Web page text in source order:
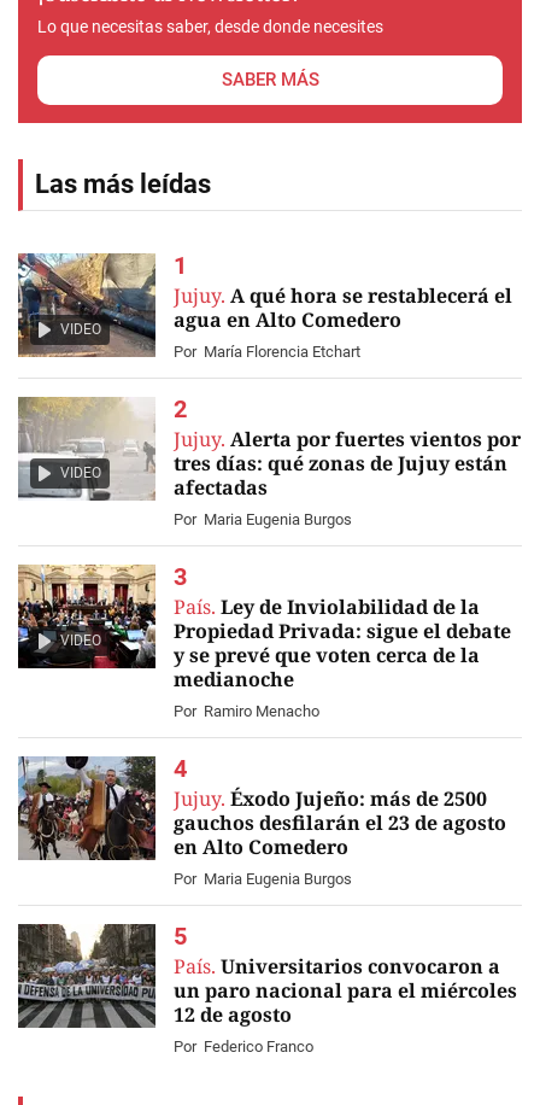
Lo que necesitas saber, desde donde necesites
SABER MÁS
Las más leídas
VIDEO
Jujuy. A qué hora se restablecerá el
agua en Alto Comedero
Por María Florencia Etchart
VIDEO
Jujuy. Alerta por fuertes vientos por
tres días: qué zonas de Jujuy están
afectadas
Por Maria Eugenia Burgos
VIDEO
País. Ley de Inviolabilidad de la
Propiedad Privada: sigue el debate
y se prevé que voten cerca de la
medianoche
Por Ramiro Menacho
Jujuy. Éxodo Jujeño: más de 2500
gauchos desfilarán el 23 de agosto
en Alto Comedero
Por Maria Eugenia Burgos
País. Universitarios convocaron a
un paro nacional para el miércoles
12 de agosto
Por Federico Franco